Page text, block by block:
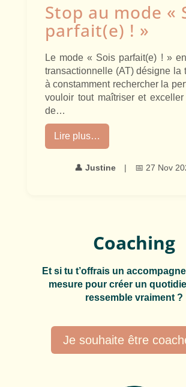
Stop au mode «
parfait(e) ! »
Le mode « Sois parfait(e) ! »
transactionnelle (AT) désigne la
à constamment rechercher la
vouloir tout maîtriser et
de…
Lire plus…
👤 Justine | 📅 27 Nov
Coaching
Et si tu t’offrais un
mesure pour créer un
ressemble vraiment ?
Je souhaite être